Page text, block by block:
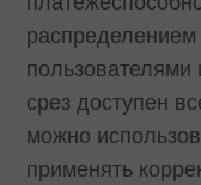
пользователями
срез доступен
можно
применять